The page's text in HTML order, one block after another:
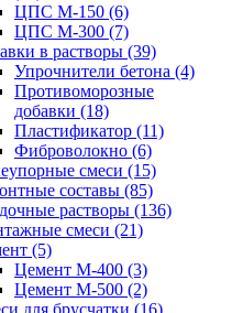
ЦПС М-150 (6)
ЦПС М-300 (7)
в растворы (39)
Упрочнители бетона (4)
Противоморозные
добавки (18)
Пластификатор (11)
Фиброволокно (6)
смеси (15)
составы (85)
растворы (136)
смеси (21)
(5)
Цемент М-400 (3)
Цемент М-500 (2)
для брусчатки (16)